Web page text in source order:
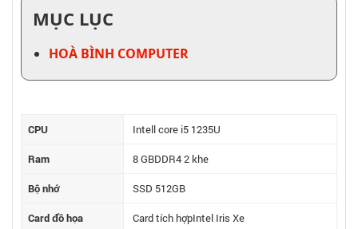
MỤC LỤC
HOÀ BÌNH COMPUTER
CPU Intell core i5 1235U
Ram 8 GBDDR4 2 khe
Bộ nhớ SSD 512GB
Card đồ họa Card tích hợpIntel Iris Xe